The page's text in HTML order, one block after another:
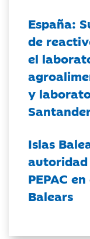
España:
de
el
y
Islas
autoridad
PEPAC
Balears